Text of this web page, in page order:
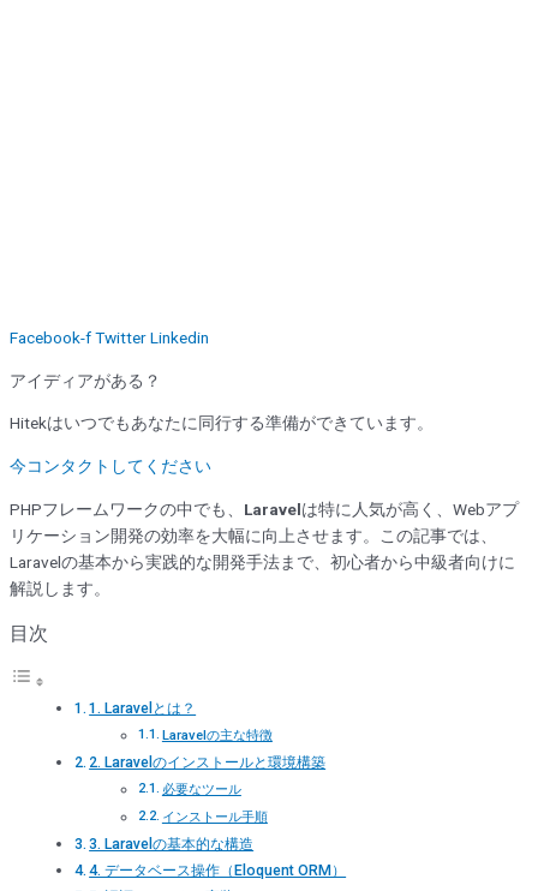
Facebook-fTwitterLinkedin
アイディアがある？
Hitekはいつでもあなたに同行する準備ができています。
今コンタクトしてください
PHPフレームワークの中でも、 Laravelは特に人気が高く、Webアプ
リケーション開発の効率を大幅に向上させます。この記事では、
Laravelの基本から実践的な開発手法まで、初心者から中級者向けに
解説します。
目次
1. Laravelとは？
Laravelの主な特徴
2. Laravelのインストールと環境構築
必要なツール
インストール手順
3. Laravelの基本的な構造
4. データベース操作（Eloquent ORM）